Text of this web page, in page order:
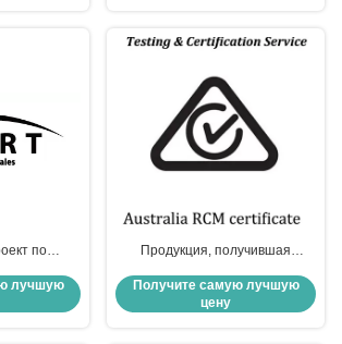
по
в Новом
лучшую
Продукция, получившая
RCM, может без проблем
поступать в Новую Зеландию.
Получите самую лучшую
цену